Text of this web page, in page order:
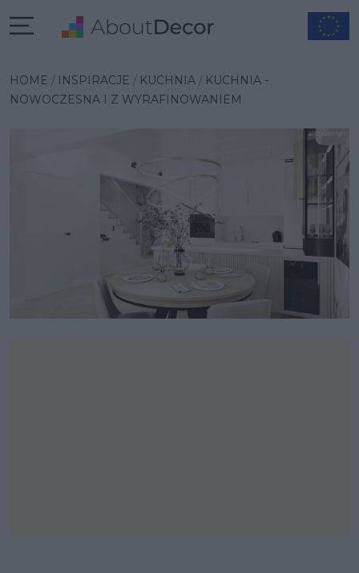
HOME INSPIRACJE KUCHNIA
KUCHNIA -
NOWOCZESNA I Z WYRAFINOWANIEM